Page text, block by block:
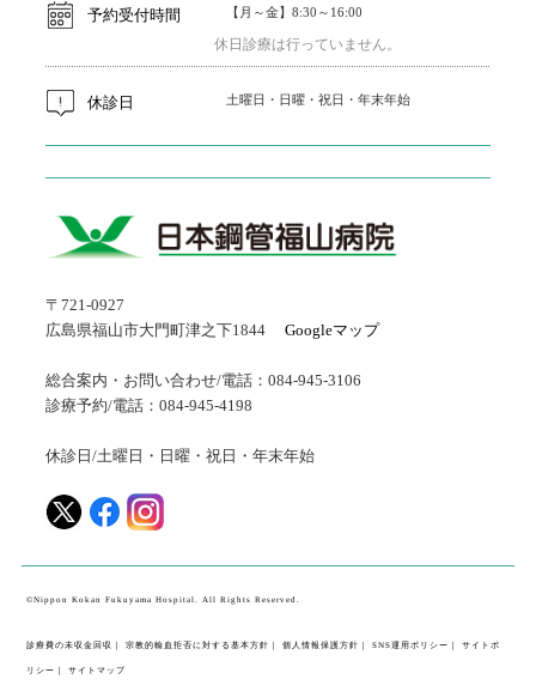
予約受付時間 【月～金】8:30～16:00
休日診療は行っていません。
休診日 土曜日・日曜・祝日・年末年始
〒721-0927
広島県福山市大門町津之下1844Googleマップ
総合案内・お問い合わせ/電話：084-945-3106
診療予約/電話：084-945-4198
休診日/土曜日・日曜・祝日・年末年始
©Nippon Kokan Fukuyama Hospital. All Rights Reserved.
診療費の未収金回収 ｜宗教的輸血拒否に対する基本方針 ｜個人情報保護方針 ｜SNS運用ポリシー ｜サイトポ
リシー ｜サイトマップ